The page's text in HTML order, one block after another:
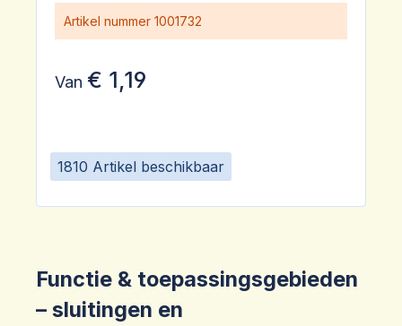
1810 Artikel beschikbaar
Drukdeksel.
Artikel nummer 1001732
Van € 1,19
Functie & toepassingsgebieden
– sluitingen en